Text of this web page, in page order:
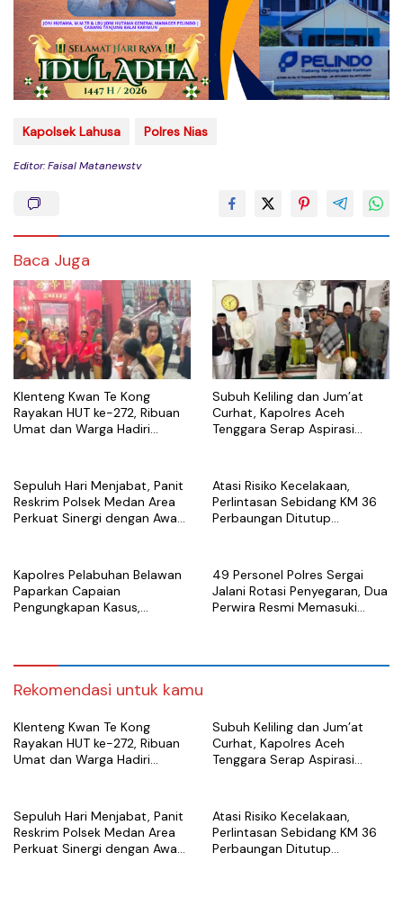
Kapolsek Lahusa Polres Nias
Editor: Faisal Matanewstv
Baca Juga
Klenteng Kwan Te Kong
Rayakan HUT ke-272, Ribuan
Umat dan Warga Hadiri
Subuh Keliling dan Jum’at
Curhat, Kapolres Aceh
Tenggara Serap Aspirasi
Sepuluh Hari Menjabat, Panit
Reskrim Polsek Medan Area
Perkuat Sinergi dengan Awak
Atasi Risiko Kecelakaan,
Perlintasan Sebidang KM 36
Perbaungan Ditutup
Kapolres Pelabuhan Belawan
Paparkan Capaian
Pengungkapan Kasus,
49 Personel Polres Sergai
Jalani Rotasi Penyegaran, Dua
Perwira Resmi Memasuki
Rekomendasi untuk kamu
Klenteng Kwan Te Kong
Rayakan HUT ke-272, Ribuan
Umat dan Warga Hadiri
Subuh Keliling dan Jum’at
Curhat, Kapolres Aceh
Tenggara Serap Aspirasi
Sepuluh Hari Menjabat, Panit
Reskrim Polsek Medan Area
Perkuat Sinergi dengan Awak
Atasi Risiko Kecelakaan,
Perlintasan Sebidang KM 36
Perbaungan Ditutup